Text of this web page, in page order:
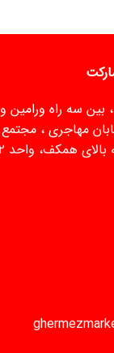
قرمزمارکت
بین سه راه ورامین و
مهاجری ، مجتمع
همکف، واحد ۱۱۲